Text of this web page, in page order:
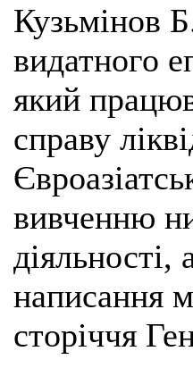
Кузьмінов
видатного
який
справу
вивченню
діяльності,
написання
сторіччя